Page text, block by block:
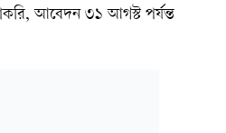
আবেদন ৩১ আগস্ট পর্যন্ত